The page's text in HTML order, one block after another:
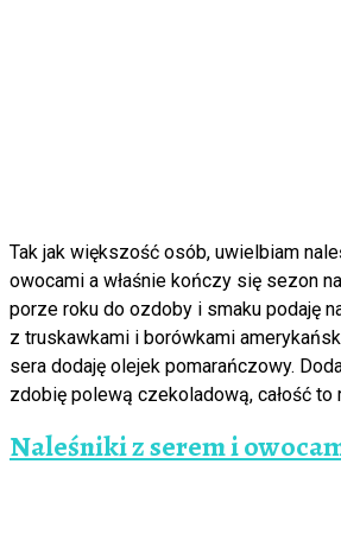
Tak jak większość osób, uwielbiam
owocami a właśnie kończy się sezon
porze roku do ozdoby i smaku podaję
z truskawkami i borówkami
sera dodaję olejek pomarańczowy.
zdobię polewą czekoladową, całość to
Naleśniki z serem i